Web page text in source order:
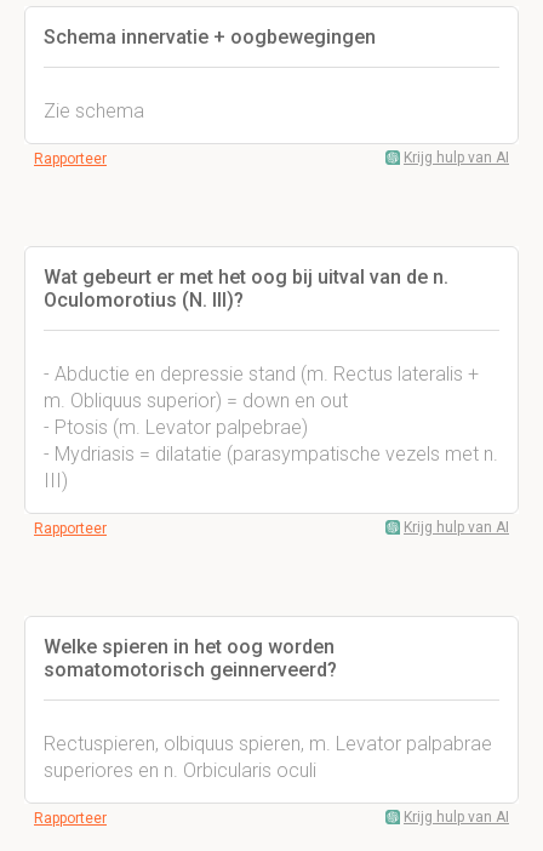
Schema innervatie + oogbewegingen
Zie schema
Rapporteer Krijg hulp van AI
Wat gebeurt er met het oog bij uitval van de n.
Oculomorotius (N. III)?
- Abductie en depressie stand (m. Rectus lateralis +
m. Obliquus superior) = down en out
- Ptosis (m. Levator palpebrae)
- Mydriasis = dilatatie (parasympatische vezels met n.
III)
Rapporteer Krijg hulp van AI
Welke spieren in het oog worden
somatomotorisch geinnerveerd?
Rectuspieren, olbiquus spieren, m. Levator palpabrae
superiores en n. Orbicularis oculi
Rapporteer Krijg hulp van AI